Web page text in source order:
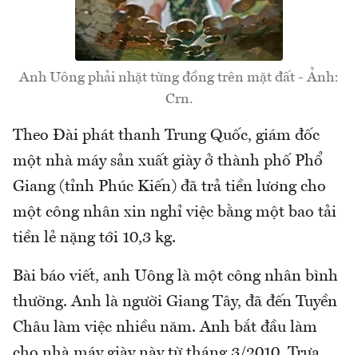
Anh Uông phải nhặt từng đồng trên mặt đất - Ảnh:
Crn.
Theo Đài phát thanh Trung Quốc, giám đốc
một nhà máy sản xuất giày ở thành phố Phổ
Giang (tỉnh Phúc Kiến) đã trả tiền lương cho
một công nhân xin nghỉ việc bằng một bao tải
tiền lẻ nặng tới 10,3 kg.
Bài báo viết, anh Uông là một công nhân bình
thường. Anh là người Giang Tây, đã đến Tuyền
Châu làm việc nhiều năm. Anh bắt đầu làm